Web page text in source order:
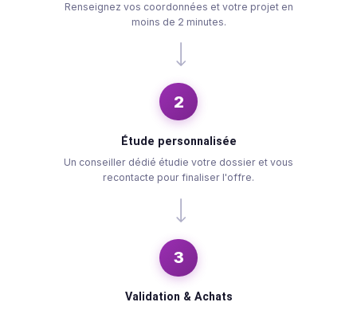
remboursement grâce à des durées modulables.
Votre parcours en 3 étapes
Formulaire rapide